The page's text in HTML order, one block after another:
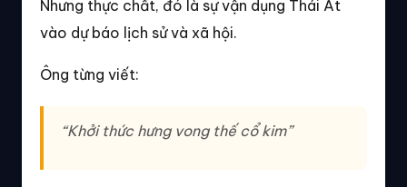
Nhưng thực chất, đó là sự vận dụng Thái Ất
vào dự báo lịch sử và xã hội.
Ông từng viết:
“Khởi thức hưng vong thế cổ kim”